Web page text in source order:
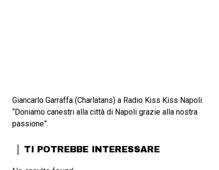
Giancarlo Garraffa (Charlatans) a Radio Kiss Kiss Napoli:
“Doniamo canestri alla città di Napoli grazie alla nostra
passione”.
TI POTREBBE INTERESSARE